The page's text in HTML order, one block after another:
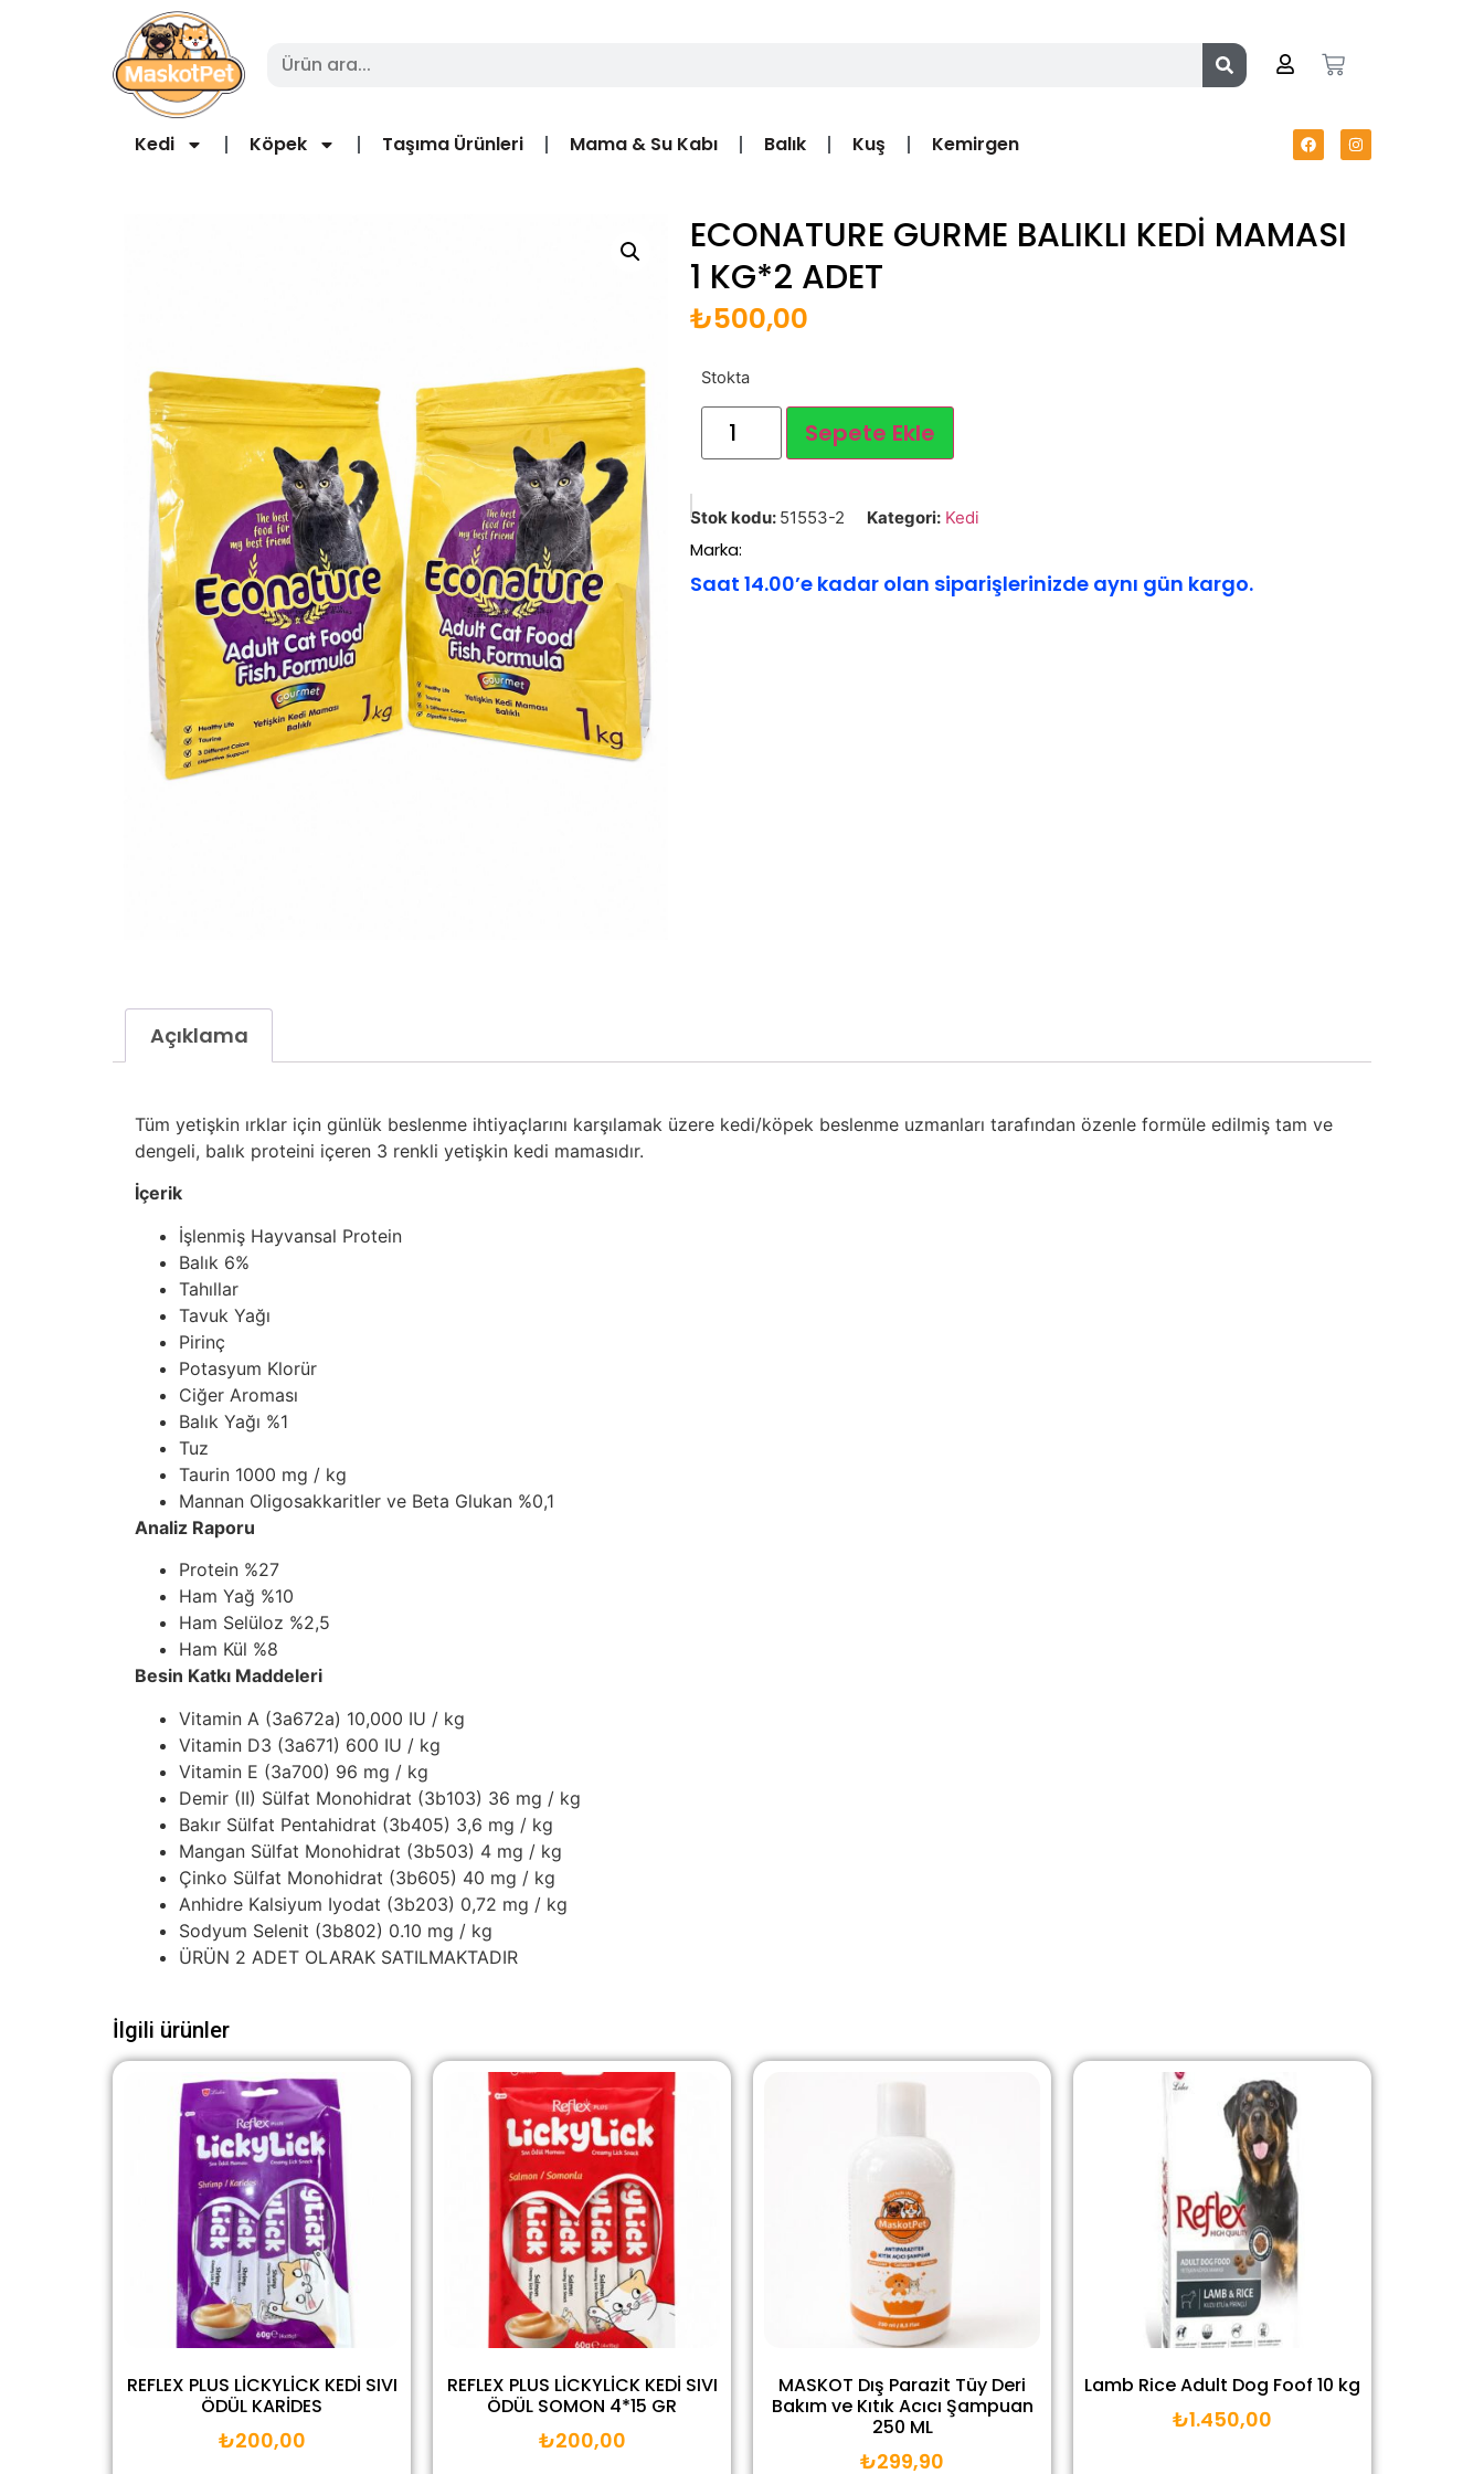
Kedi Köpek Taşıma Ürünleri Mama & Su Kabı Balık Kuş Kemirgen
ECONATURE GURME BALIKLI KEDİ MAMASI
1 KG*2 ADET
₺500,00
Stokta
Sepete Ekle
Stok kodu: 51553-2 Kategori: Kedi
Marka:
Saat 14.00’e kadar olan siparişlerinizde aynı gün kargo.
Açıklama
Tüm yetişkin ırklar için günlük beslenme ihtiyaçlarını karşılamak üzere kedi/köpek beslenme uzmanları tarafından özenle formüle edilmiş tam ve
dengeli, balık proteini içeren 3 renkli yetişkin kedi mamasıdır.
İçerik
İşlenmiş Hayvansal Protein
Balık 6%
Tahıllar
Tavuk Yağı
Pirinç
Potasyum Klorür
Ciğer Aroması
Balık Yağı %1
Tuz
Taurin 1000 mg / kg
Mannan Oligosakkaritler ve Beta Glukan %0,1
Analiz Raporu
Protein %27
Ham Yağ %10
Ham Selüloz %2,5
Ham Kül %8
Besin Katkı Maddeleri
Vitamin A (3a672a) 10,000 IU / kg
Vitamin D3 (3a671) 600 IU / kg
Vitamin E (3a700) 96 mg / kg
Demir (II) Sülfat Monohidrat (3b103) 36 mg / kg
Bakır Sülfat Pentahidrat (3b405) 3,6 mg / kg
Mangan Sülfat Monohidrat (3b503) 4 mg / kg
Çinko Sülfat Monohidrat (3b605) 40 mg / kg
Anhidre Kalsiyum Iyodat (3b203) 0,72 mg / kg
Sodyum Selenit (3b802) 0.10 mg / kg
ÜRÜN 2 ADET OLARAK SATILMAKTADIR
İlgili ürünler
REFLEX PLUS LİCKYLİCK KEDİ SIVI
ÖDÜL KARİDES
₺200,00
REFLEX PLUS LİCKYLİCK KEDİ SIVI
ÖDÜL SOMON 4*15 GR
₺200,00
MASKOT Dış Parazit Tüy Deri
Bakım ve Kıtık Acıcı Şampuan
250 ML
₺299,90
Lamb Rice Adult Dog Foof 10 kg
₺1.450,00